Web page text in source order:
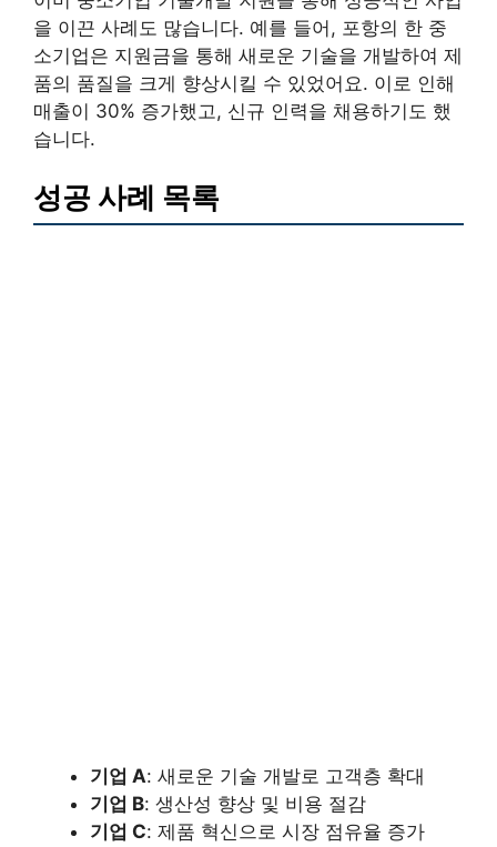
을 이끈 사례도 많습니다. 예를 들어, 포항의 한 중
소기업은 지원금을 통해 새로운 기술을 개발하여 제
품의 품질을 크게 향상시킬 수 있었어요. 이로 인해
매출이 30% 증가했고, 신규 인력을 채용하기도 했
습니다.
성공 사례 목록
기업 A: 새로운 기술 개발로 고객층 확대
기업 B: 생산성 향상 및 비용 절감
기업 C: 제품 혁신으로 시장 점유율 증가